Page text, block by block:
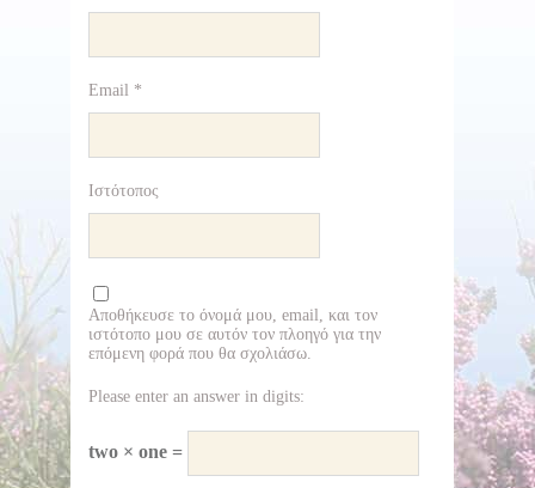
Email *
Ιστότοπος
Αποθήκευσε το όνομά μου, email, και τον
ιστότοπο μου σε αυτόν τον πλοηγό για την
επόμενη φορά που θα σχολιάσω.
Please enter an answer in digits:
two × one =